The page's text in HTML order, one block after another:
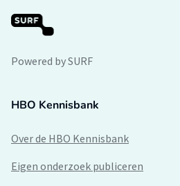
Powered by SURF
HBO Kennisbank
Over de HBO Kennisbank
Eigen onderzoek publiceren